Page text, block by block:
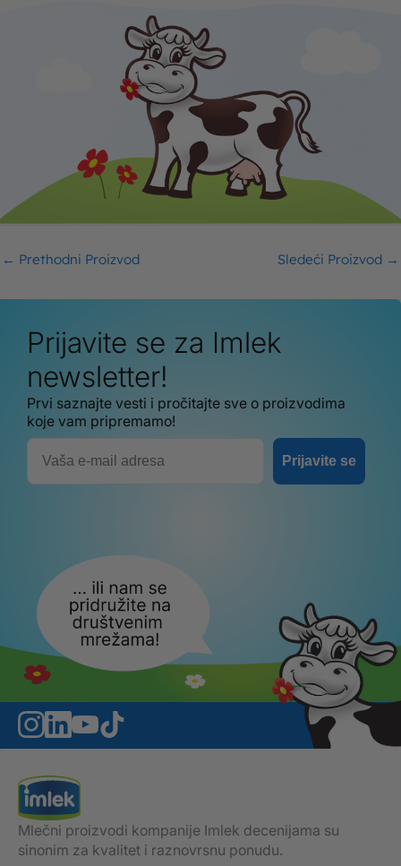
← Prethodni Proizvod Sledeći Proizvod →
Mlečni proizvodi kompanije Imlek decenijama su
sinonim za kvalitet i raznovrsnu ponudu.
Prijavite se za Imlek
newsletter!
Prvi saznajte vesti i pročitajte sve o proizvodima
koje vam pripremamo!
Email
Prijavite se